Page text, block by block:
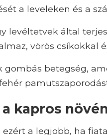
a leveleken és a
levéltetvek által
vörös csíkokkal
gombás betegség,
kapros
a legjobb, ha